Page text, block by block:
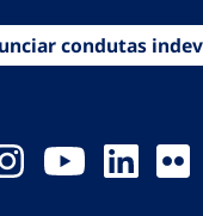
condutas